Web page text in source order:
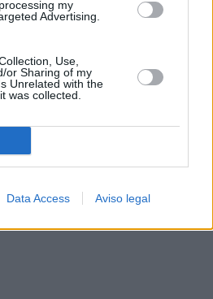
my
Advertising.
Use,
or Sharing of my
Unrelated with the
was collected.
Data Access Aviso legal